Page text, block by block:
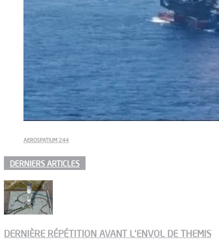
AEROSPATIUM 244
DERNIERS ARTICLES
DERNIÈRE RÉPÉTITION AVANT L’ENVOL DE THEMIS